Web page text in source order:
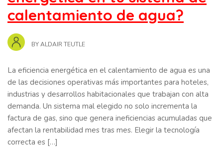
calentamiento de agua?
BYALDAIR TEUTLE
La eficiencia energética en el calentamiento de agua es una
de las decisiones operativas más importantes para hoteles,
industrias y desarrollos habitacionales que trabajan con alta
demanda. Un sistema mal elegido no solo incrementa la
factura de gas, sino que genera ineficiencias acumuladas que
afectan la rentabilidad mes tras mes. Elegir la tecnología
correcta es […]